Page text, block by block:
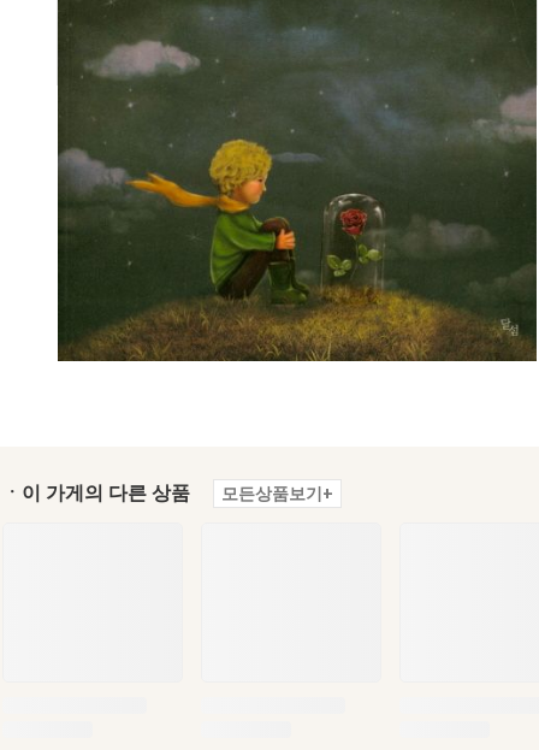
ㆍ이 가게의 다른 상품 모든상품보기+